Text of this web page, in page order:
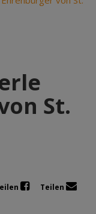
St.
Teilen